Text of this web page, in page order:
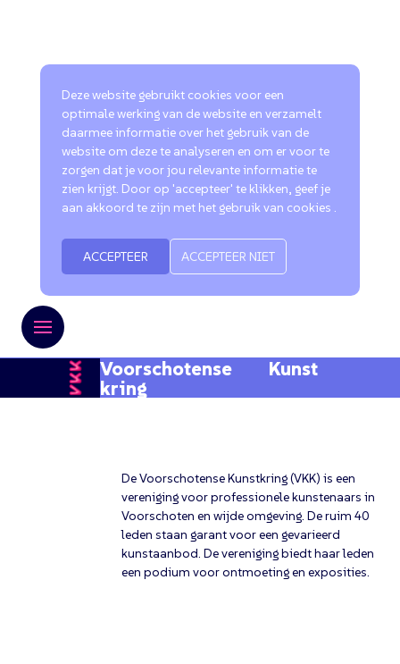
Deze website gebruikt cookies voor een
optimale werking van de website en verzamelt
daarmee informatie over het gebruik van de
website om deze te analyseren en om er voor te
zorgen dat je voor jou relevante informatie te
zien krijgt. Door op 'accepteer' te klikken, geef je
aan akkoord te zijn met het gebruik van cookies .
ACCEPTEER ACCEPTEER NIET
Voorschotense Kunst
kring
De Voorschotense Kunstkring (VKK) is een
vereniging voor professionele kunstenaars in
Voorschoten en wijde omgeving. De ruim 40
leden staan garant voor een gevarieerd
kunstaanbod. De vereniging biedt haar leden
een podium voor ontmoeting en exposities.